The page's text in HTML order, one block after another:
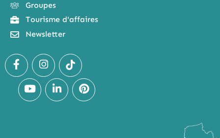
Groupes
Tourisme d'affaires
Newsletter